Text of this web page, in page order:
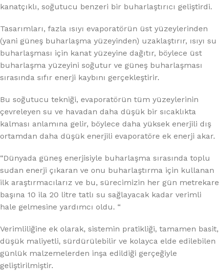
kanatçıklı, soğutucu benzeri bir buharlaştırıcı geliştirdi.
Tasarımları, fazla ısıyı evaporatörün üst yüzeylerinden
(yani güneş buharlaşma yüzeyinden) uzaklaştırır, ısıyı su
buharlaşması için kanat yüzeyine dağıtır, böylece üst
buharlaşma yüzeyini soğutur ve güneş buharlaşması
sırasında sıfır enerji kaybını gerçekleştirir.
Bu soğutucu tekniği, evaporatörün tüm yüzeylerinin
çevreleyen su ve havadan daha düşük bir sıcaklıkta
kalması anlamına gelir, böylece daha yüksek enerjili dış
ortamdan daha düşük enerjili evaporatöre ek enerji akar.
“Dünyada güneş enerjisiyle buharlaşma sırasında toplu
sudan enerji çıkaran ve onu buharlaştırma için kullanan
ilk araştırmacılarız ve bu, sürecimizin her gün metrekare
başına 10 ila 20 litre tatlı su sağlayacak kadar verimli
hale gelmesine yardımcı oldu. “
Verimliliğine ek olarak, sistemin pratikliği, tamamen basit,
düşük maliyetli, sürdürülebilir ve kolayca elde edilebilen
günlük malzemelerden inşa edildiği gerçeğiyle
geliştirilmiştir.